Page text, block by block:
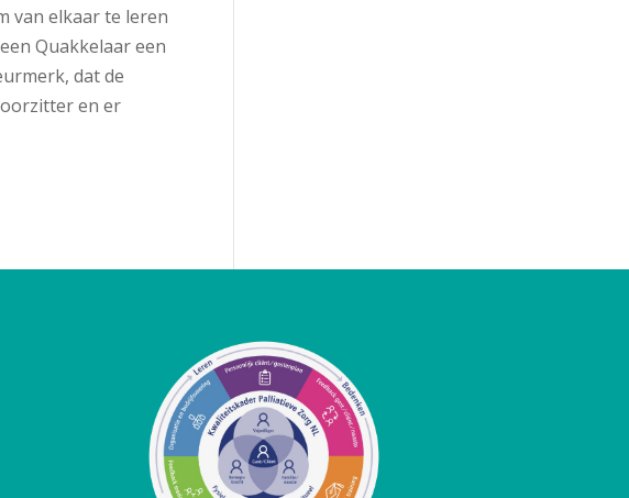
van elkaar te leren
Quakkelaar een
dat de
en er